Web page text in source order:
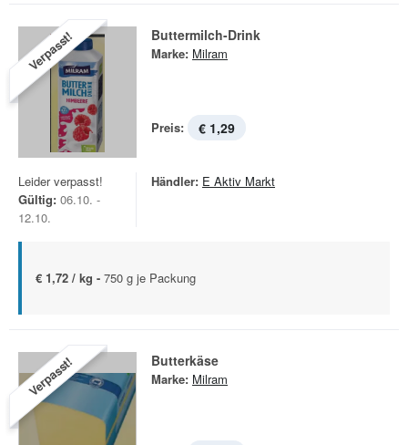
Verpasst! Buttermilch-Drink
Marke: Milram
Preis: € 1,29
Leider verpasst!
Gültig: 06.10. -
12.10.
Händler: E Aktiv Markt
€ 1,72 / kg - 750 g je Packung
Verpasst! Butterkäse
Marke: Milram